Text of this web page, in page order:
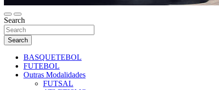
Search
Search
BASQUETEBOL
FUTEBOL
Outras Modalidades
FUTSAL